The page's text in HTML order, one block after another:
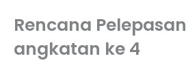
Rencana
angkatan ke 4